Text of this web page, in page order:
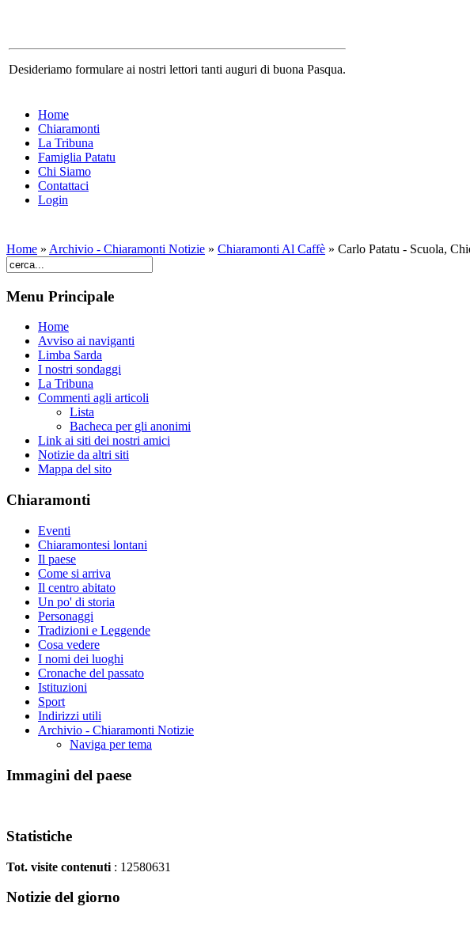
Desideriamo formulare ai nostri lettori tanti auguri di buona Pasqua.
Home
Chiaramonti
La Tribuna
Famiglia Patatu
Chi Siamo
Contattaci
Login
Home » Archivio - Chiaramonti Notizie » Chiaramonti Al Caffè » Carlo Patatu - Scuola,
Menu Principale
Home
Avviso ai naviganti
Limba Sarda
I nostri sondaggi
La Tribuna
Commenti agli articoli
Lista
Bacheca per gli anonimi
Link ai siti dei nostri amici
Notizie da altri siti
Mappa del sito
Chiaramonti
Eventi
Chiaramontesi lontani
Il paese
Come si arriva
Il centro abitato
Un po' di storia
Personaggi
Tradizioni e Leggende
Cosa vedere
I nomi dei luoghi
Cronache del passato
Istituzioni
Sport
Indirizzi utili
Archivio - Chiaramonti Notizie
Naviga per tema
Immagini del paese
Statistiche
Tot. visite contenuti : 12580631
Notizie del giorno